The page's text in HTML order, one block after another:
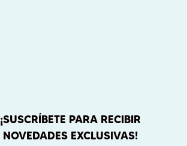
¡SUSCRÍBETE PARA RECIBIR
NOVEDADES EXCLUSIVAS!